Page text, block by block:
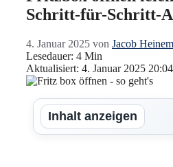
Schritt-für-Schritt-
4. Januar 2025 von Jacob
Lesedauer: 4 Min
Aktualisiert: 4. Januar 2025 20:04
Inhalt anzeigen